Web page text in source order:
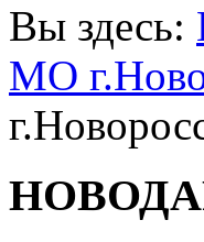
Вы здесь:
МО